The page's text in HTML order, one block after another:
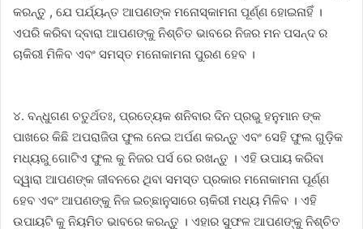
କରନ୍ତୁ , ଯେ ପର୍ଯ୍ୟନ୍ତ ଆପଣଙ୍କ ମନୋସ୍କାମନା ପୂର୍ଣ୍ଣ ହୋଇନାହିଁ ।
ଏପରି କରିବା ଦ୍ବାରା ଆପଣଙ୍କୁ ନିଶ୍ଚିତ ଭାବରେ ନିଜର ମନ ପସନ୍ଦ ର
ଚାକିରୀ ମିଳିବ ଏବଂ ସମସ୍ତ ମନୋକାମନା ପୁରଣ ହେବ ।
୪. ବନ୍ଧୁଗଣ ଚତୁର୍ଥତଃ, ପ୍ରତ୍ୟେକ ଶନିବାର ଦିନ ପ୍ରଭୁ ହନୁମାନ ଙ୍କ
ପାଖରେ କିଛି ଅପରାଜିତା ଫୁଲ ନେଇ ଅର୍ପଣ କରନ୍ତୁ ଏବଂ ସେହି ଫୁଲ ଗୁଡ଼ିକ
ମଧ୍ୟରୁ ଗୋଟିଏ ଫୁଲ କୁ ନିଜର ପର୍ସ ରେ ରଖନ୍ତୁ । ଏହି ଉପାୟ କରିବା
ଦ୍ୱାରା ଆପଣଙ୍କ ଜୀବନରେ ଥିବା ସମସ୍ତ ପ୍ରକାର ମନୋକାମନା ପୂର୍ଣ୍ଣ
ହେବ ଏବଂ ଆପଣଙ୍କୁ ନିଜ ଇଚ୍ଛାନୁସାରେ ଚାକିରୀ ମଧ୍ୟ ମିଳିବ । ଏହି
ଉପାୟଟି କୁ ନିୟମିତ ଭାବରେ କରନ୍ତୁ । ଏହାର ସୁଫଳ ଆପଣଙ୍କୁ ନିଶ୍ଚିତ